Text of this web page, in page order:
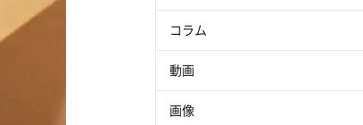
コラム
動画
画像